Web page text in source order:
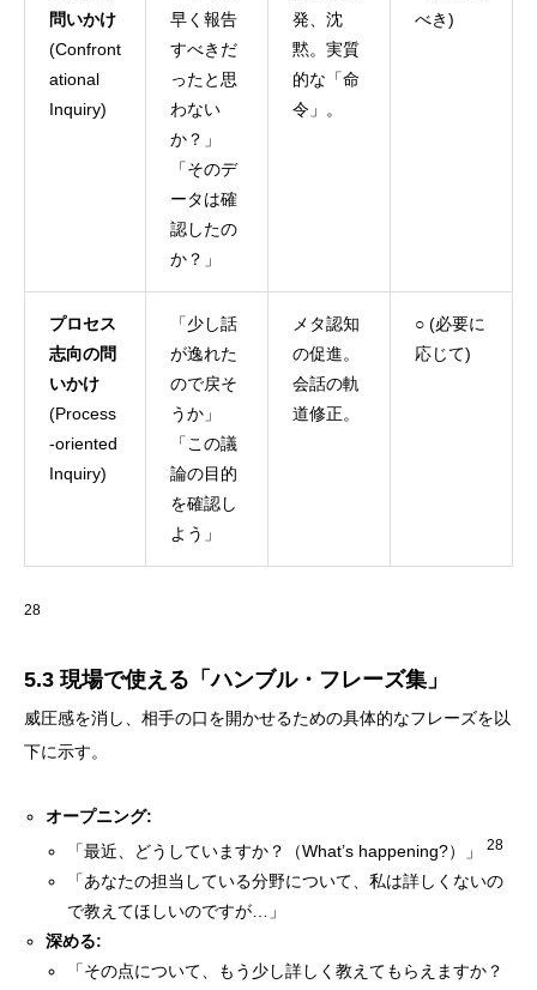
問いかけ
(Confront
ational
Inquiry)
早く報告
すべきだ
ったと思
わない
か？」
「そのデ
ータは確
認したの
か？」
発、沈
黙。実質
的な「命
令」。
べき)
プロセス
志向の問
いかけ
(Process
-oriented
Inquiry)
「少し話
が逸れた
ので戻そ
うか」
「この議
論の目的
を確認し
よう」
メタ認知
の促進。
会話の軌
道修正。
○ (必要に
応じて)
28
5.3 現場で使える「ハンブル・フレーズ集」
威圧感を消し、相手の口を開かせるための具体的なフレーズを以
下に示す。
オープニング:
「最近、どうしていますか？（What’s happening?）」28
「あなたの担当している分野について、私は詳しくないの
で教えてほしいのですが…」
深める:
「その点について、もう少し詳しく教えてもらえますか？